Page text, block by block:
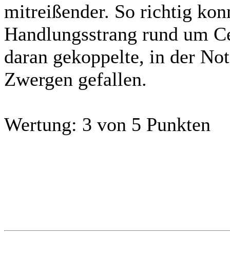
mitreißender. So richtig
Handlungsstrang rund um
daran gekoppelte, in der
Zwergen gefallen.
Wertung: 3 von 5 Punkten